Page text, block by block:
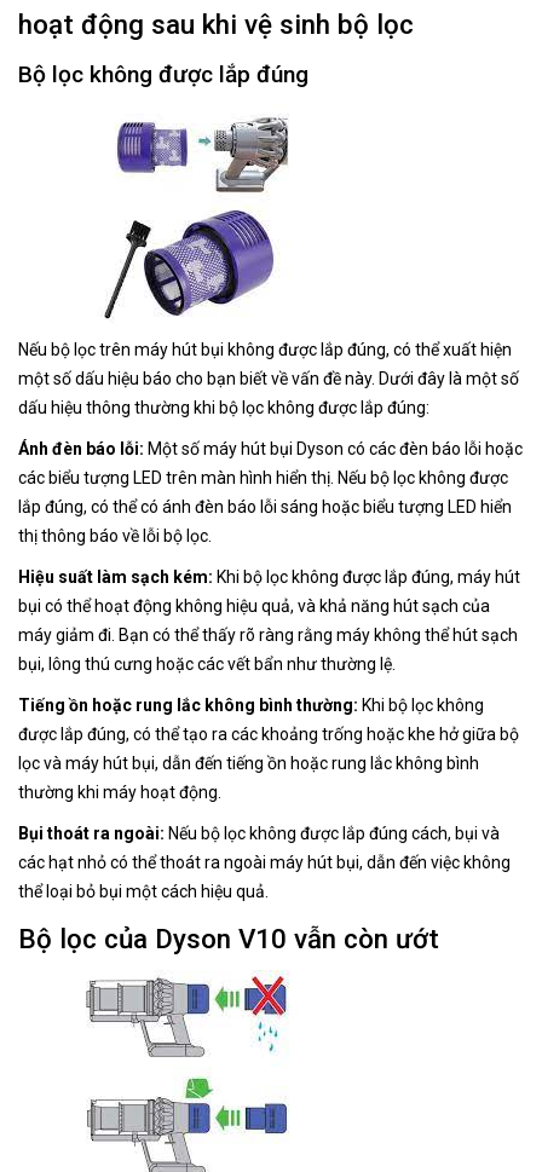
hoạt động sau khi vệ sinh bộ lọc
Bộ lọc không được lắp đúng
Nếu bộ lọc trên máy hút bụi không được lắp đúng, có thể xuất hiện
một số dấu hiệu báo cho bạn biết về vấn đề này. Dưới đây là một số
dấu hiệu thông thường khi bộ lọc không được lắp đúng:
Ánh đèn báo lỗi: Một số máy hút bụi Dyson có các đèn báo lỗi hoặc
các biểu tượng LED trên màn hình hiển thị. Nếu bộ lọc không được
lắp đúng, có thể có ánh đèn báo lỗi sáng hoặc biểu tượng LED hiển
thị thông báo về lỗi bộ lọc.
Hiệu suất làm sạch kém: Khi bộ lọc không được lắp đúng, máy hút
bụi có thể hoạt động không hiệu quả, và khả năng hút sạch của
máy giảm đi. Bạn có thể thấy rõ ràng rằng máy không thể hút sạch
bụi, lông thú cưng hoặc các vết bẩn như thường lệ.
Tiếng ồn hoặc rung lắc không bình thường: Khi bộ lọc không
được lắp đúng, có thể tạo ra các khoảng trống hoặc khe hở giữa bộ
lọc và máy hút bụi, dẫn đến tiếng ồn hoặc rung lắc không bình
thường khi máy hoạt động.
Bụi thoát ra ngoài: Nếu bộ lọc không được lắp đúng cách, bụi và
các hạt nhỏ có thể thoát ra ngoài máy hút bụi, dẫn đến việc không
thể loại bỏ bụi một cách hiệu quả.
Bộ lọc của Dyson V10 vẫn còn ướt